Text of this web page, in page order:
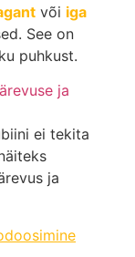
või iga
See on
puhkust.
ja
ei tekita
ja